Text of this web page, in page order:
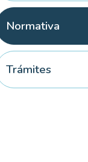
Normativa
Trámites